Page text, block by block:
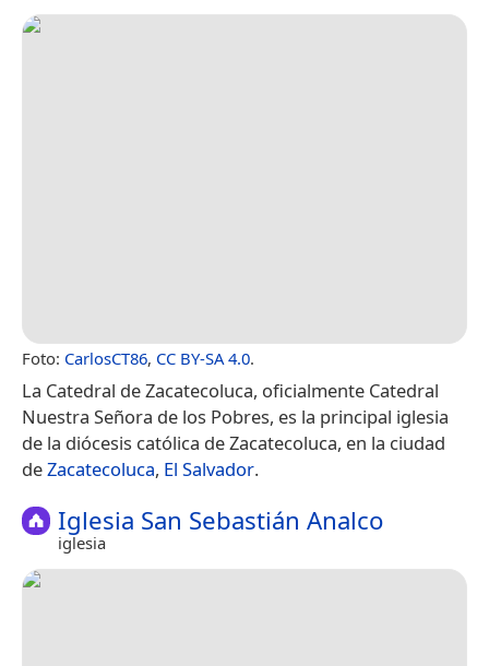
Foto: CarlosCT86, CC BY-SA 4.0.
La Catedral de Zacatecoluca, oficialmente Catedral
Nuestra Señora de los Pobres,​ es la principal iglesia
de la diócesis católica de Zacatecoluca, en la ciudad
deZacatecoluca, El Salvador.
Iglesia San Sebastián Analco
iglesia